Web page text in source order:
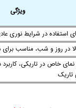
ویژگی
استفاده در شرایط نوری
در روز و شب، مناسب
خاص در تاریکی،